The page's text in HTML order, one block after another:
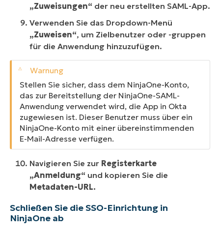
„Zuweisungen“ der neu erstellten SAML-App.
Verwenden Sie das Dropdown-Menü
„Zuweisen“, um Zielbenutzer oder -gruppen
für die Anwendung hinzuzufügen.
Stellen Sie sicher, dass dem NinjaOne-Konto,
das zur Bereitstellung der NinjaOne-SAML-
Anwendung verwendet wird, die App in Okta
zugewiesen ist. Dieser Benutzer muss über ein
NinjaOne-Konto mit einer übereinstimmenden
E-Mail-Adresse verfügen.
Navigieren Sie zur Registerkarte
„Anmeldung“ und kopieren Sie die
Metadaten-URL.
Schließen Sie die SSO-Einrichtung in
NinjaOne ab